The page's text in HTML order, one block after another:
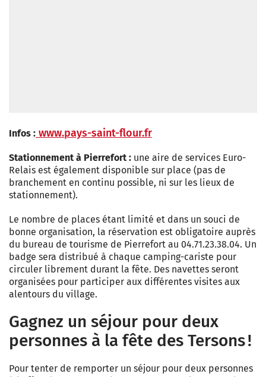
Infos : www.pays-saint-flour.fr
Stationnement à Pierrefort : une aire de services Euro-
Relais est également disponible sur place (pas de
branchement en continu possible, ni sur les lieux de
stationnement).
Le nombre de places étant limité et dans un souci de
bonne organisation, la réservation est obligatoire auprès
du bureau de tourisme de Pierrefort au 04.71.23.38.04. Un
badge sera distribué à chaque camping-cariste pour
circuler librement durant la fête. Des navettes seront
organisées pour participer aux différentes visites aux
alentours du village.
Gagnez un séjour pour deux
personnes à la fête des Tersons !
Pour tenter de remporter un séjour pour deux personnes